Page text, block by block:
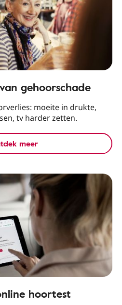
gehoorschade
moeite in drukte,
tv harder zetten.
meer
hoortest